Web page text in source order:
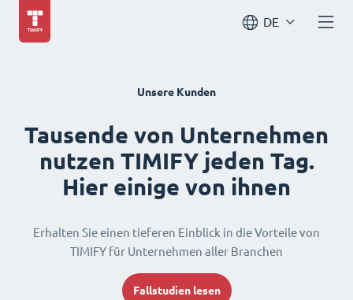
DE
Unsere Kunden
Tausende von Unternehmen
nutzen TIMIFY jeden Tag.
Hier einige von ihnen
Erhalten Sie einen tieferen Einblick in die Vorteile von
TIMIFY für Unternehmen aller Branchen
Fallstudien lesen